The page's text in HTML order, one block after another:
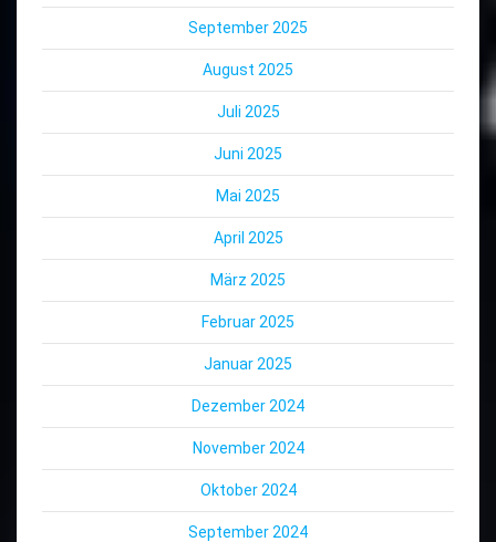
September 2025
August 2025
Juli 2025
Juni 2025
Mai 2025
April 2025
März 2025
Februar 2025
Januar 2025
Dezember 2024
November 2024
Oktober 2024
September 2024